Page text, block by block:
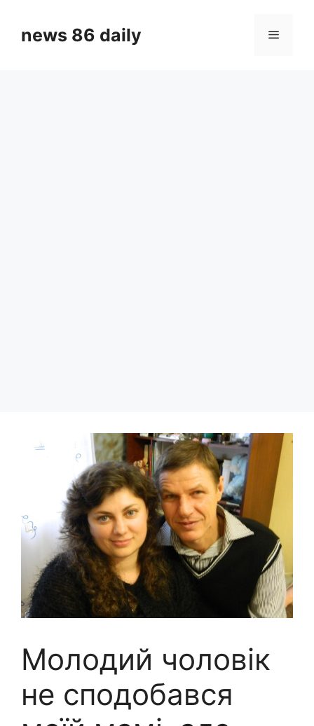
contentnews 86 daily Menu
Молодий чоловік
не сподобався